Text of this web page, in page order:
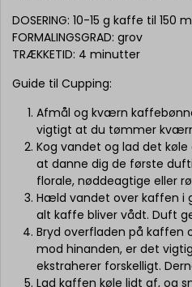
DOSERING: 10-15 g kaffe til 150
FORMALINGSGRAD: grov
TRÆKKETID: 4 minutter
Guide til Cupping:
Afmål og kværn
vigtigt at du tømmer
Kog vandet og lad det
at danne dig de første
florale, nøddeagtige eller
Hæld vandet over kaffen i
alt kaffe bliver vådt. Duft
Bryd overfladen på kaffen
mod hinanden, er det
ekstraherer forskelligt.
Lad kaffen køle lidt af, og